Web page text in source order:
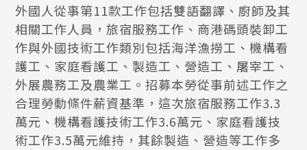
外國人從事第11款工作包括雙語翻譯、廚師及其
相關工作人員，旅宿服務工作、商港碼頭裝卸工
作與外國技術工作類別包括海洋漁撈工、機構看
護工、家庭看護工、製造工、營造工、屠宰工、
外展農務工及農業工。招募本勞從事前述工作之
合理勞動條件薪資基準，這次旅宿服務工作3.3
萬元、機構看護技術工作3.6萬元、家庭看護技
術工作3.5萬元維持，其餘製造、營造等工作多